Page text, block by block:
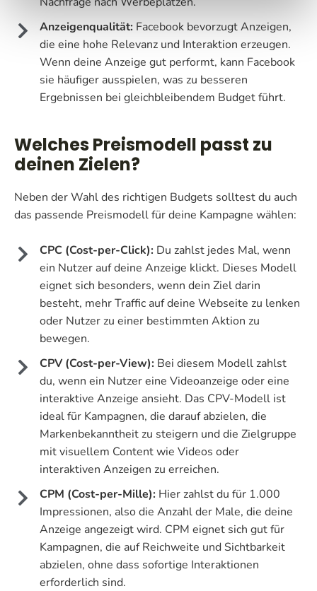
Anzeigenqualität: Facebook bevorzugt Anzeigen,
die eine hohe Relevanz und Interaktion erzeugen.
Wenn deine Anzeige gut performt, kann Facebook
sie häufiger ausspielen, was zu besseren
Ergebnissen bei gleichbleibendem Budget führt.
Welches Preismodell passt zu
deinen Zielen?
Neben der Wahl des richtigen Budgets solltest du auch
das passende Preismodell für deine Kampagne wählen:
CPC (Cost-per-Click): Du zahlst jedes Mal, wenn
ein Nutzer auf deine Anzeige klickt. Dieses Modell
eignet sich besonders, wenn dein Ziel darin
besteht, mehr Traffic auf deine Webseite zu lenken
oder Nutzer zu einer bestimmten Aktion zu
bewegen.
CPV (Cost-per-View): Bei diesem Modell zahlst
du, wenn ein Nutzer eine Videoanzeige oder eine
interaktive Anzeige ansieht. Das CPV-Modell ist
ideal für Kampagnen, die darauf abzielen, die
Markenbekanntheit zu steigern und die Zielgruppe
mit visuellem Content wie Videos oder
interaktiven Anzeigen zu erreichen.
CPM (Cost-per-Mille): Hier zahlst du für 1.000
Impressionen, also die Anzahl der Male, die deine
Anzeige angezeigt wird. CPM eignet sich gut für
Kampagnen, die auf Reichweite und Sichtbarkeit
abzielen, ohne dass sofortige Interaktionen
erforderlich sind.